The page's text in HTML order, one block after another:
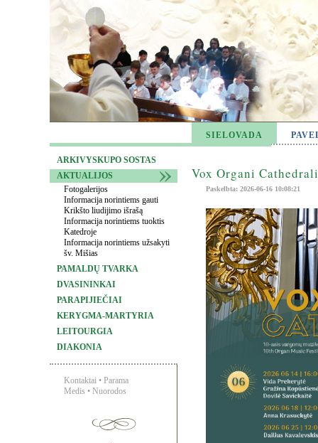
SIELOVADA
ARKIVYSKUPO SOSTAS
AKTUALIJOS
Fotogalerijos
Informacija norintiems gauti
Krikšto liudijimo išrašą
Informacija norintiems tuoktis
Katedroje
Informacija norintiems užsakyti
šv. Mišias
PAMALDŲ TVARKA
DVASININKAI
PARAPIJIEČIAI
KERYGMA-MARTYRIA
LEITOURGIA
DIAKONIA
Kontaktai • Parama
Medis • Nuorodos
Vox Organi
Paskelbta: 2026-06-16 10:08:21